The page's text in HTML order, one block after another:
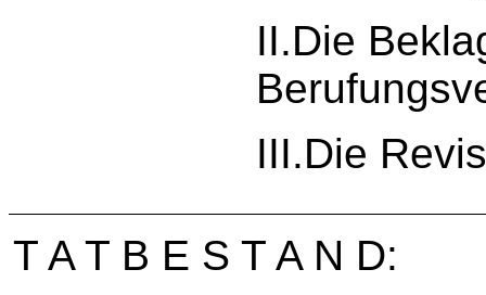
II.Die
III.Die
T A T B E S T A N D: